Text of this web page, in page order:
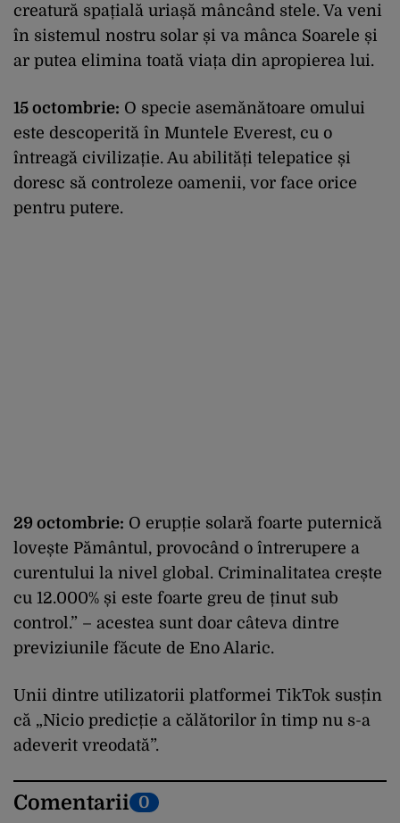
creatură spațială uriașă mâncând stele. Va veni
în sistemul nostru solar și va mânca Soarele și
ar putea elimina toată viața din apropierea lui.
15 octombrie: O specie asemănătoare omului
este descoperită în Muntele Everest, cu o
întreagă civilizație. Au abilități telepatice și
doresc să controleze oamenii, vor face orice
pentru putere.
29 octombrie: O erupție solară foarte puternică
lovește Pământul, provocând o întrerupere a
curentului la nivel global. Criminalitatea crește
cu 12.000% și este foarte greu de ținut sub
control.” – acestea sunt doar câteva dintre
previziunile făcute de Eno Alaric.
Unii dintre utilizatorii platformei TikTok susțin
că „Nicio predicție a călătorilor în timp nu s-a
adeverit vreodată”.
Comentarii 0